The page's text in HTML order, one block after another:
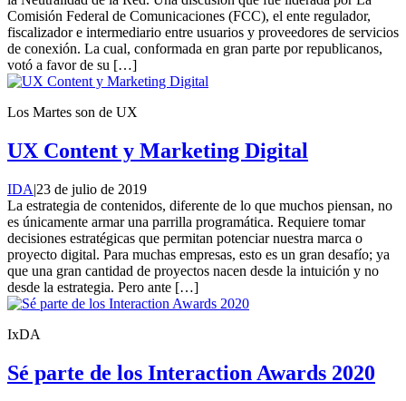
Comisión Federal de Comunicaciones (FCC), el ente regulador,
fiscalizador e intermediario entre usuarios y proveedores de servicios
de conexión. La cual, conformada en gran parte por republicanos,
votó a favor de su […]
Los Martes son de UX
UX Content y Marketing Digital
IDA|23 de julio de 2019
La estrategia de contenidos, diferente de lo que muchos piensan, no
es únicamente armar una parrilla programática. Requiere tomar
decisiones estratégicas que permitan potenciar nuestra marca o
proyecto digital. Para muchas empresas, esto es un gran desafío; ya
que una gran cantidad de proyectos nacen desde la intuición y no
desde la estrategia. Pero ante […]
IxDA
Sé parte de los Interaction Awards 2020